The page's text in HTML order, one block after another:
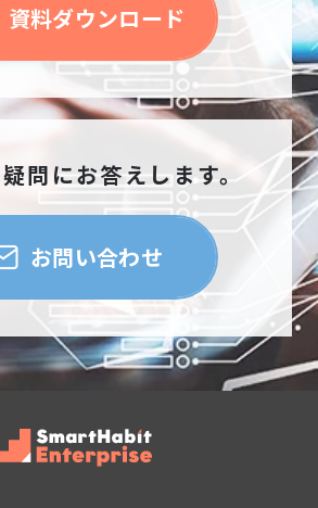
資料ダウンロード
問にお答えします。
お問い合わせ